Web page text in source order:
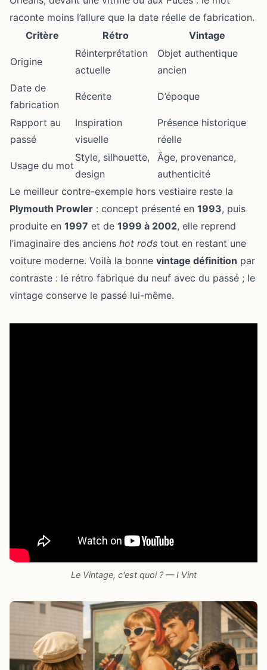
raconte moins l’allure que la date réelle de fabrication.
Critère
Rétro Vintage
Origine
Réinterprétation
actuelle
Objet authentique
ancien
Date de
fabrication
Récente D’époque
Rapport au
passé
Inspiration
visuelle
Présence historique
réelle
Usage du mot
Style, silhouette,
design
Âge, provenance,
authenticité
Le meilleur contre-exemple hors vestiaire reste la
Plymouth Prowler : concept présenté en 1993, puis
produite en 1997 et de 1999 à 2002, elle reprend
l’imaginaire des anciens hot rods tout en restant une
voiture moderne. Voilà la bonne vintage définition par
contraste : le rétro fabrique du neuf avec du passé ; le
vintage conserve le passé lui-même.
Le Vintage, c'est quoi ? — I Vint